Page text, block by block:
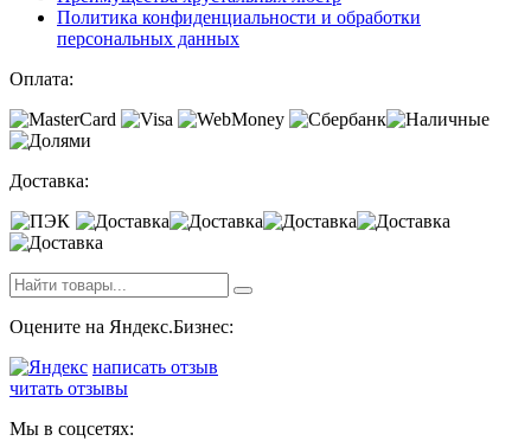
Политика конфиденциальности и обработки
персональных данных
Оплата:
Доставка:
Оцените на Яндекс.Бизнес:
написать отзыв
читать отзывы
Мы в соцсетях: